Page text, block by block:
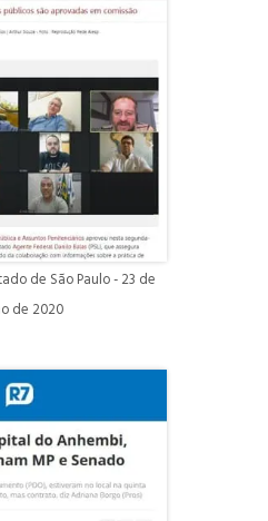
de São Paulo - 23 de
de 2020